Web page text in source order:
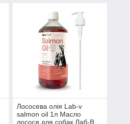
Лососева олія Lab-v
salmon oil 1л Масло
лосося для собак Лаб-В